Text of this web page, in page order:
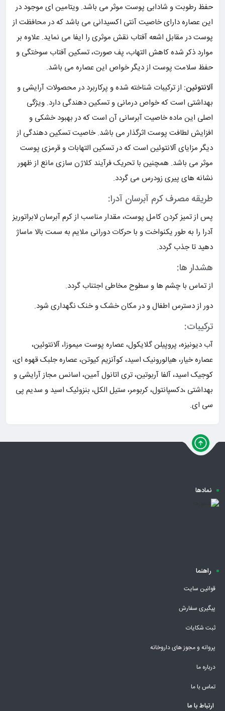
حفظ رطوبت و شادابی پوست موثر می باشد. ویتامین ای موجود در
این عصاره دارای خاصیت آنتی اکسیدانی می باشد که در محافظت از
پوست در مقابل اشعه آفتاب نقش موثری را ایفا می نماید. علاوه بر
موارد ذکر شده کاهش التهاب، پف صورت، تسکین آفتاب سوختگی و
حفظ سلامت پوست از دیگر خواص این عصاره می باشد.
آلانتوئین: از ترکیبات شناخته شده و پرکاربرد در محصولات آرایشی و
بهداشتی است که خواص درمانی و تسکین دهندگی دارد. ویژگی
اصلی این ماده خاصیت آبرسانی آن است که در بهبود خشکی و
افزایش لطافت پوست اثرگذار می باشد. خاصیت تسکین دهندگی از
دیگر مزایای آلانتوئین است که در تسکین التهابات و قرمزی پوست
موثر می باشد. همچنین با تحریک فرآیند کلاژن سازی مانع از ظهور
نشانه های پیری زودرس می گردد.
طریقه مصرف کرم آبرسان آدرا:
پس از تمیز کردن کامل پوست، مقدار مناسب از کرم آبرسان لابراتوریز
آدرا را به طور یکنواخت و با حرکات دورانی ملایم به سمت بالا ماساژ
دهید تا جذب گردد.
هشدار ها:
از تماس با چشم ها و سطوح مخاطی اجتناب گردد.
دور از دسترس اطفال و در مکان خشک و خنک نگهداری شود.
ترکیبات:
آب دیونیزه، پروپیلن گلایکول، عصاره پوست میموزا، آلانتوئین،
عصاره خیار، هیالورونیک اسید، کوآنزیم کیوتن، عصاره جلبک قهوه ای،
کوجیک اسید، آلفا آربوتین، تری اتانول آمین، اسانس مجاز آرایشی و
بهداشتی ،دکسپانتول، کربومر، ستیل الکل، بنزوئیک اسید و سدیم پی
سی ای.
نمادها
راهنما
قوانین سایت
پیگیری سفارش
ثبت شکایات
پروانه و مجوز های داروخانه
درباره ما
تماس با ما
ارتباط با ما